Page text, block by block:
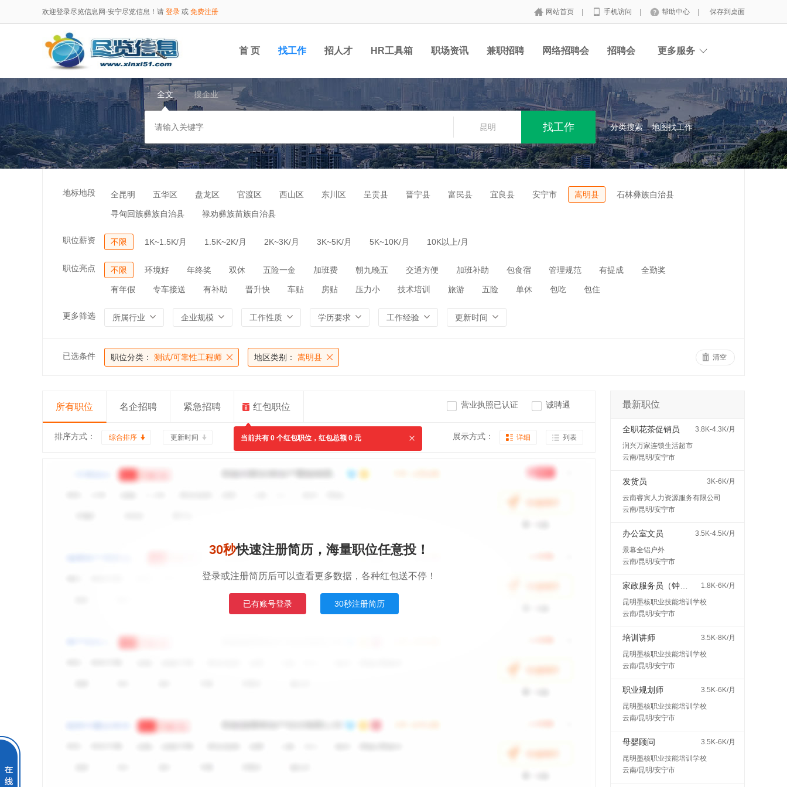
欢迎登录尽览信息网-安宁尽览信息！请 登录 或 免费注册 网站首页 手机访问 帮助中心 保存到桌面
首 页 找工作 招人才 HR工具箱 职场资讯 兼职招聘 网络招聘会 招聘会 更多服务
全文 搜企业
昆明 分类搜索 地图找工作
地标地段 全昆明 五华区 盘龙区 官渡区 西山区 东川区 呈贡县 晋宁县 富民县 宜良县 安宁市 嵩明县 石林彝族自治县
寻甸回族彝族自治县 禄劝彝族苗族自治县
职位薪资 不限 1K~1.5K/月 1.5K~2K/月 2K~3K/月 3K~5K/月 5K~10K/月 10K以上/月
职位亮点 不限 环境好 年终奖 双休 五险一金 加班费 朝九晚五 交通方便 加班补助 包食宿 管理规范 有提成 全勤奖
有年假 专车接送 有补助 晋升快 车贴 房贴 压力小 技术培训 旅游 五险 单休 包吃 包住
更多筛选 所属行业 企业规模 工作性质 学历要求 工作经验 更新时间
已选条件 职位分类： 测试/可靠性工程师 地区类别： 嵩明县 清空
所有职位 名企招聘 紧急招聘 红包职位
当前共有 0 个红包职位，红包总额 0 元
营业执照已认证 诚聘通
排序方式： 综合排序 更新时间 展示方式： 详细 列表
30秒快速注册简历，海量职位任意投！
登录或注册简历后可以查看更多数据，各种红包送不停！
已有账号登录 30秒注册简历
最新职位
全职花茶促销员
3.8K-4.3K/月
润兴万家连锁生活超市
云南/昆明/安宁市
发货员
3K-6K/月
云南睿寅人力资源服务有限公司
云南/昆明/安宁市
办公室文员
3.5K-4.5K/月
景幕全铝户外
云南/昆明/安宁市
1.8K-6K/月
昆明墨核职业技能培训学校
云南/昆明/安宁市
培训讲师
3.5K-8K/月
昆明墨核职业技能培训学校
云南/昆明/安宁市
职业规划师
3.5K-6K/月
昆明墨核职业技能培训学校
云南/昆明/安宁市
母婴顾问
3.5K-6K/月
昆明墨核职业技能培训学校
云南/昆明/安宁市